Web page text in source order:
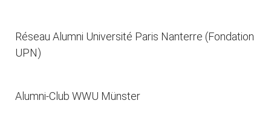
Réseau Alumni Université Paris Nanterre (Fondation
UPN)
Alumni-Club WWU Münster